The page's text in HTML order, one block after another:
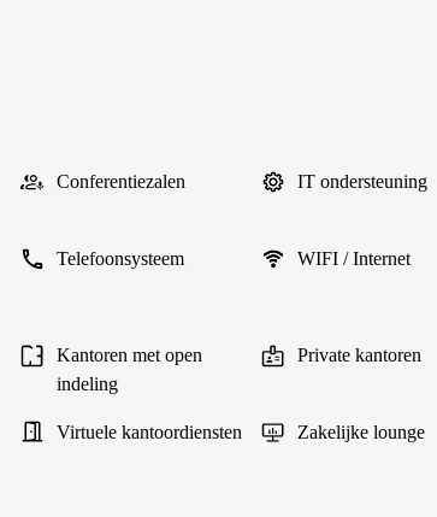
Conferentiezalen IT ondersteuning
Telefoonsysteem WIFI / Internet
Kantoren met open
indeling
Private kantoren
Virtuele kantoordiensten Zakelijke lounge